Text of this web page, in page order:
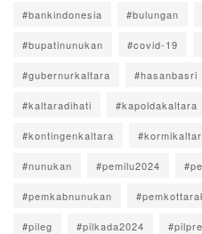
#bankindonesia #bulungan
#bupatinunukan #covid-19
#gubernurkaltara #hasanbasri
#kaltaradihati #kapoldakaltara
#kontingenkaltara
#nunukan #pemilu2024
#pemkabnunukan
#pileg #pilkada2024